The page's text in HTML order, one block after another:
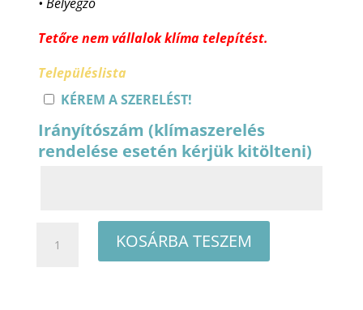
Tetőre nem vállalok klíma telepítést.
Településlista
KÉREM A SZERELÉST!
Irányítószám (klímaszerelés
rendelése esetén kérjük kitölteni)
Optimum
KOSÁRBA TESZEM